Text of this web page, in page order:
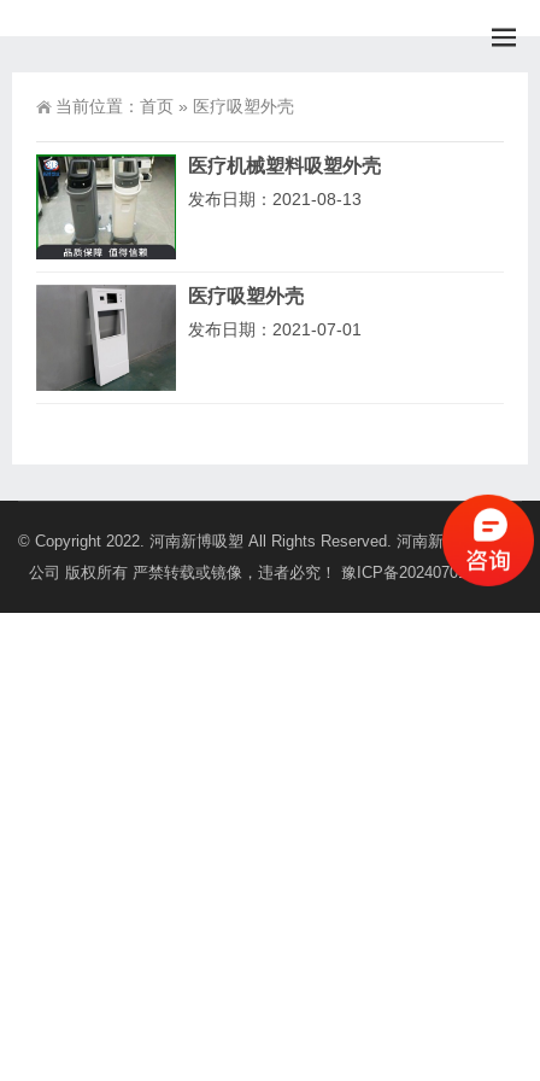
当前位置： 首页 » 医疗吸塑外壳
医疗机械塑料吸塑外壳
发布日期：2021-08-13
医疗吸塑外壳
发布日期：2021-07-01
© Copyright 2022. 河南新博吸塑 All Rights Reserved. 河南新博塑业有限
公司 版权所有 严禁转载或镜像，违者必究！ 豫ICP备2024070181号-1